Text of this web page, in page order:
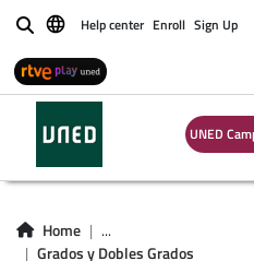
BuscarHelp center Enroll Sign Up
UNED
Home
...
Grados y Dobles Grados
ANÁLISIS
ENTORNO
DE